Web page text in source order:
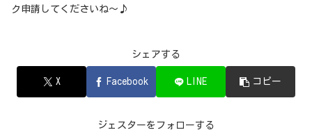
ク申請してくださいね～♪
シェアする
X Facebook LINE コピー
ジェスターをフォローする